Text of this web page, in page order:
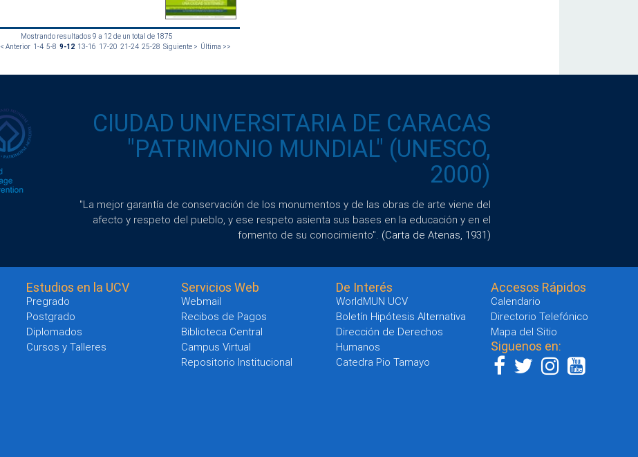
Mostrando resultados 9 a 12 de un total de 1875
< Anterior 1-4 5-8 9-12 13-16 17-20 21-24 25-28 Siguiente > Última >>
CIUDAD UNIVERSITARIA DE CARACAS
"PATRIMONIO MUNDIAL" (UNESCO,
2000)
"La mejor garantía de conservación de los monumentos y de las obras de arte viene del
afecto y respeto del pueblo, y ese respeto asienta sus bases en la educación y en el
fomento de su conocimiento". (Carta de Atenas, 1931)
Estudios en la UCV
Pregrado
Postgrado
Diplomados
Cursos y Talleres
Servicios Web
Webmail
Recibos de Pagos
Biblioteca Central
Campus Virtual
Repositorio Institucional
De Interés
WorldMUN UCV
Boletín Hipótesis Alternativa
Dirección de Derechos
Humanos
Catedra Pio Tamayo
Accesos Rápidos
Calendario
Directorio Telefónico
Mapa del Sitio
Siguenos en: